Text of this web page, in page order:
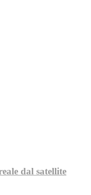
dal satellite